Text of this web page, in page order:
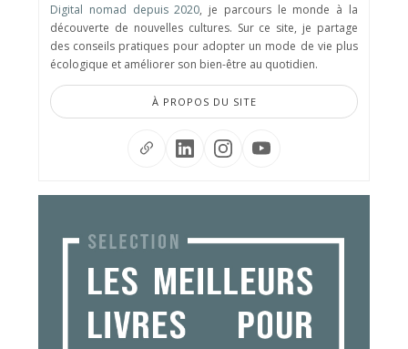
Digital nomad depuis 2020, je parcours le monde à la
découverte de nouvelles cultures. Sur ce site, je partage
des conseils pratiques pour adopter un mode de vie plus
écologique et améliorer son bien-être au quotidien.
À PROPOS DU SITE